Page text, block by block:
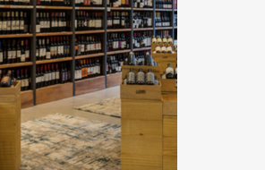
MANDURIA D.O.C.
Temperatura:
3
ricominciare
4
reina ana
5º
vinho tinto
º
rosé
7º
synera